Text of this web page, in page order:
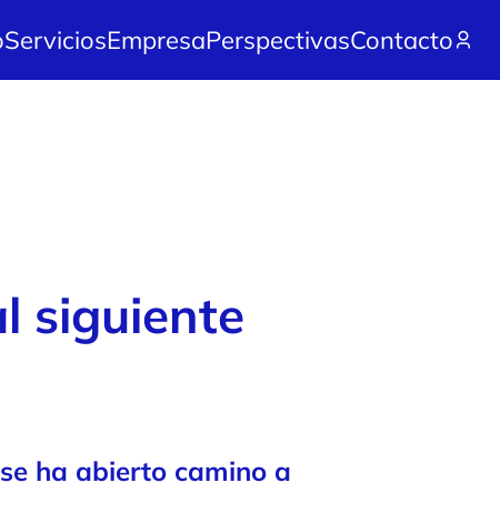
ServiciosEmpresaPerspectivasContacto
siguiente
ha abierto camino a